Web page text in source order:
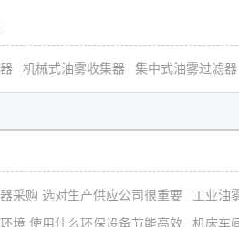
机械式油雾收集器 集中式油雾过滤器
采购 选对生产供应公司很重要 工业油
境 使用什么环保设备节能高效
机床车